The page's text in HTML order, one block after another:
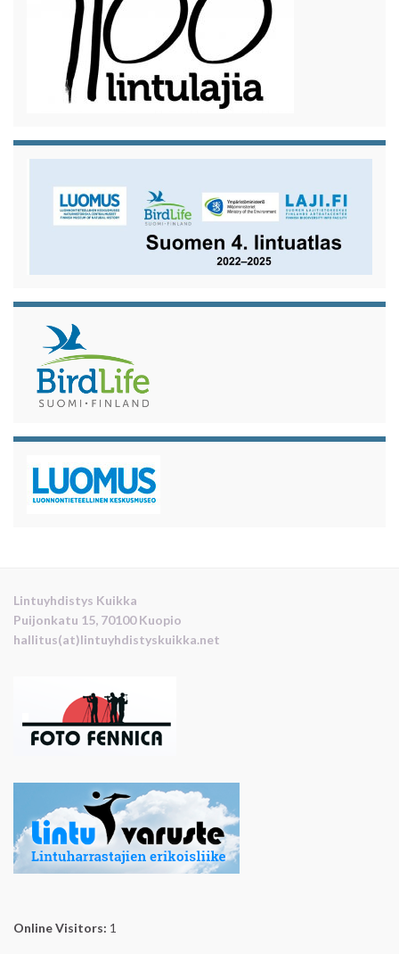
Lintuyhdistys Kuikka
Puijonkatu 15, 70100 Kuopio
hallitus(at)lintuyhdistyskuikka.net
Online Visitors: 1